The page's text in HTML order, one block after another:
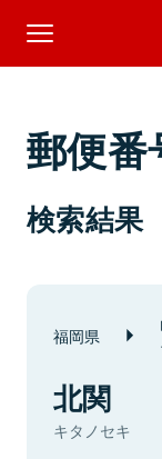
郵便番
検索結果
福岡県
北関
キタノセキ